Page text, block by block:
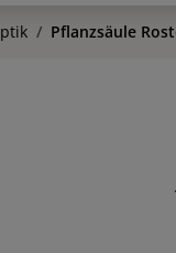
Pflanzsäule